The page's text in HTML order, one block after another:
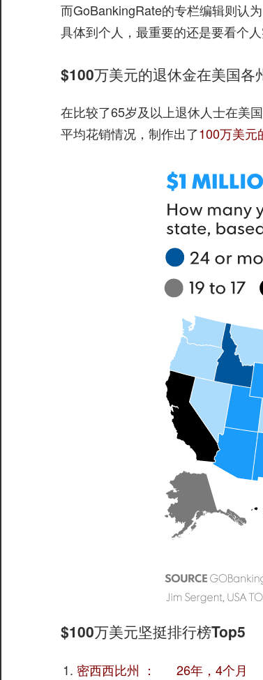
而GoBankingRate的专栏编辑则认
具体到个人，最重要的还是要看个人
$100万美元的退休金在美国各
在比较了65岁及以上退休人士在美
平均花销情况，制作出了100万美元
$100万美元坚挺排行榜Top5
密西西比州 ： 26年，4个月